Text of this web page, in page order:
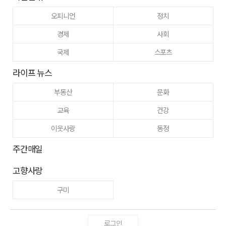
오피니언
정치
경제
사회
국제
스포츠
라이프 뉴스
부동산
문화
교육
건강
이웃사랑
동정
주간매일
고향사랑
구미
로그인